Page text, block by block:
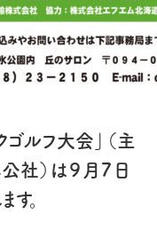
ゴルフ大会」（主
社）は９月７日
す。